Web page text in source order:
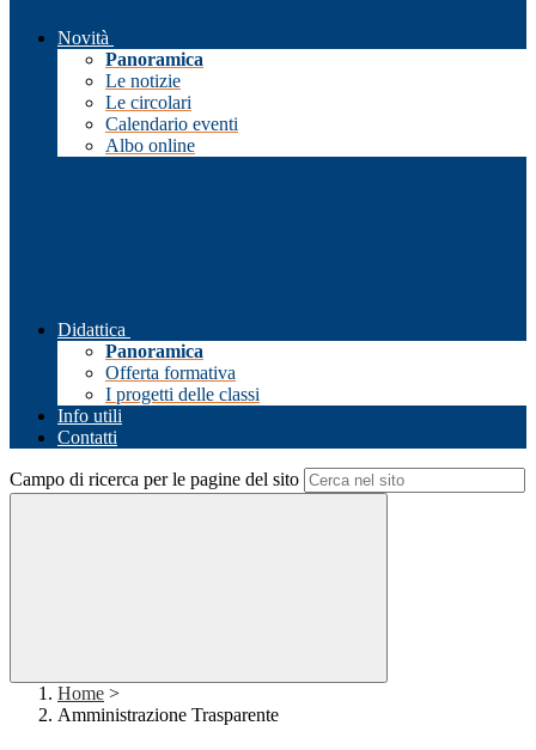
Novità
Panoramica
Le notizie
Le circolari
Calendario eventi
Albo online
Didattica
Panoramica
Offerta formativa
I progetti delle classi
Info utili
Contatti
Campo di ricerca per le pagine del sito
Home >
Amministrazione Trasparente